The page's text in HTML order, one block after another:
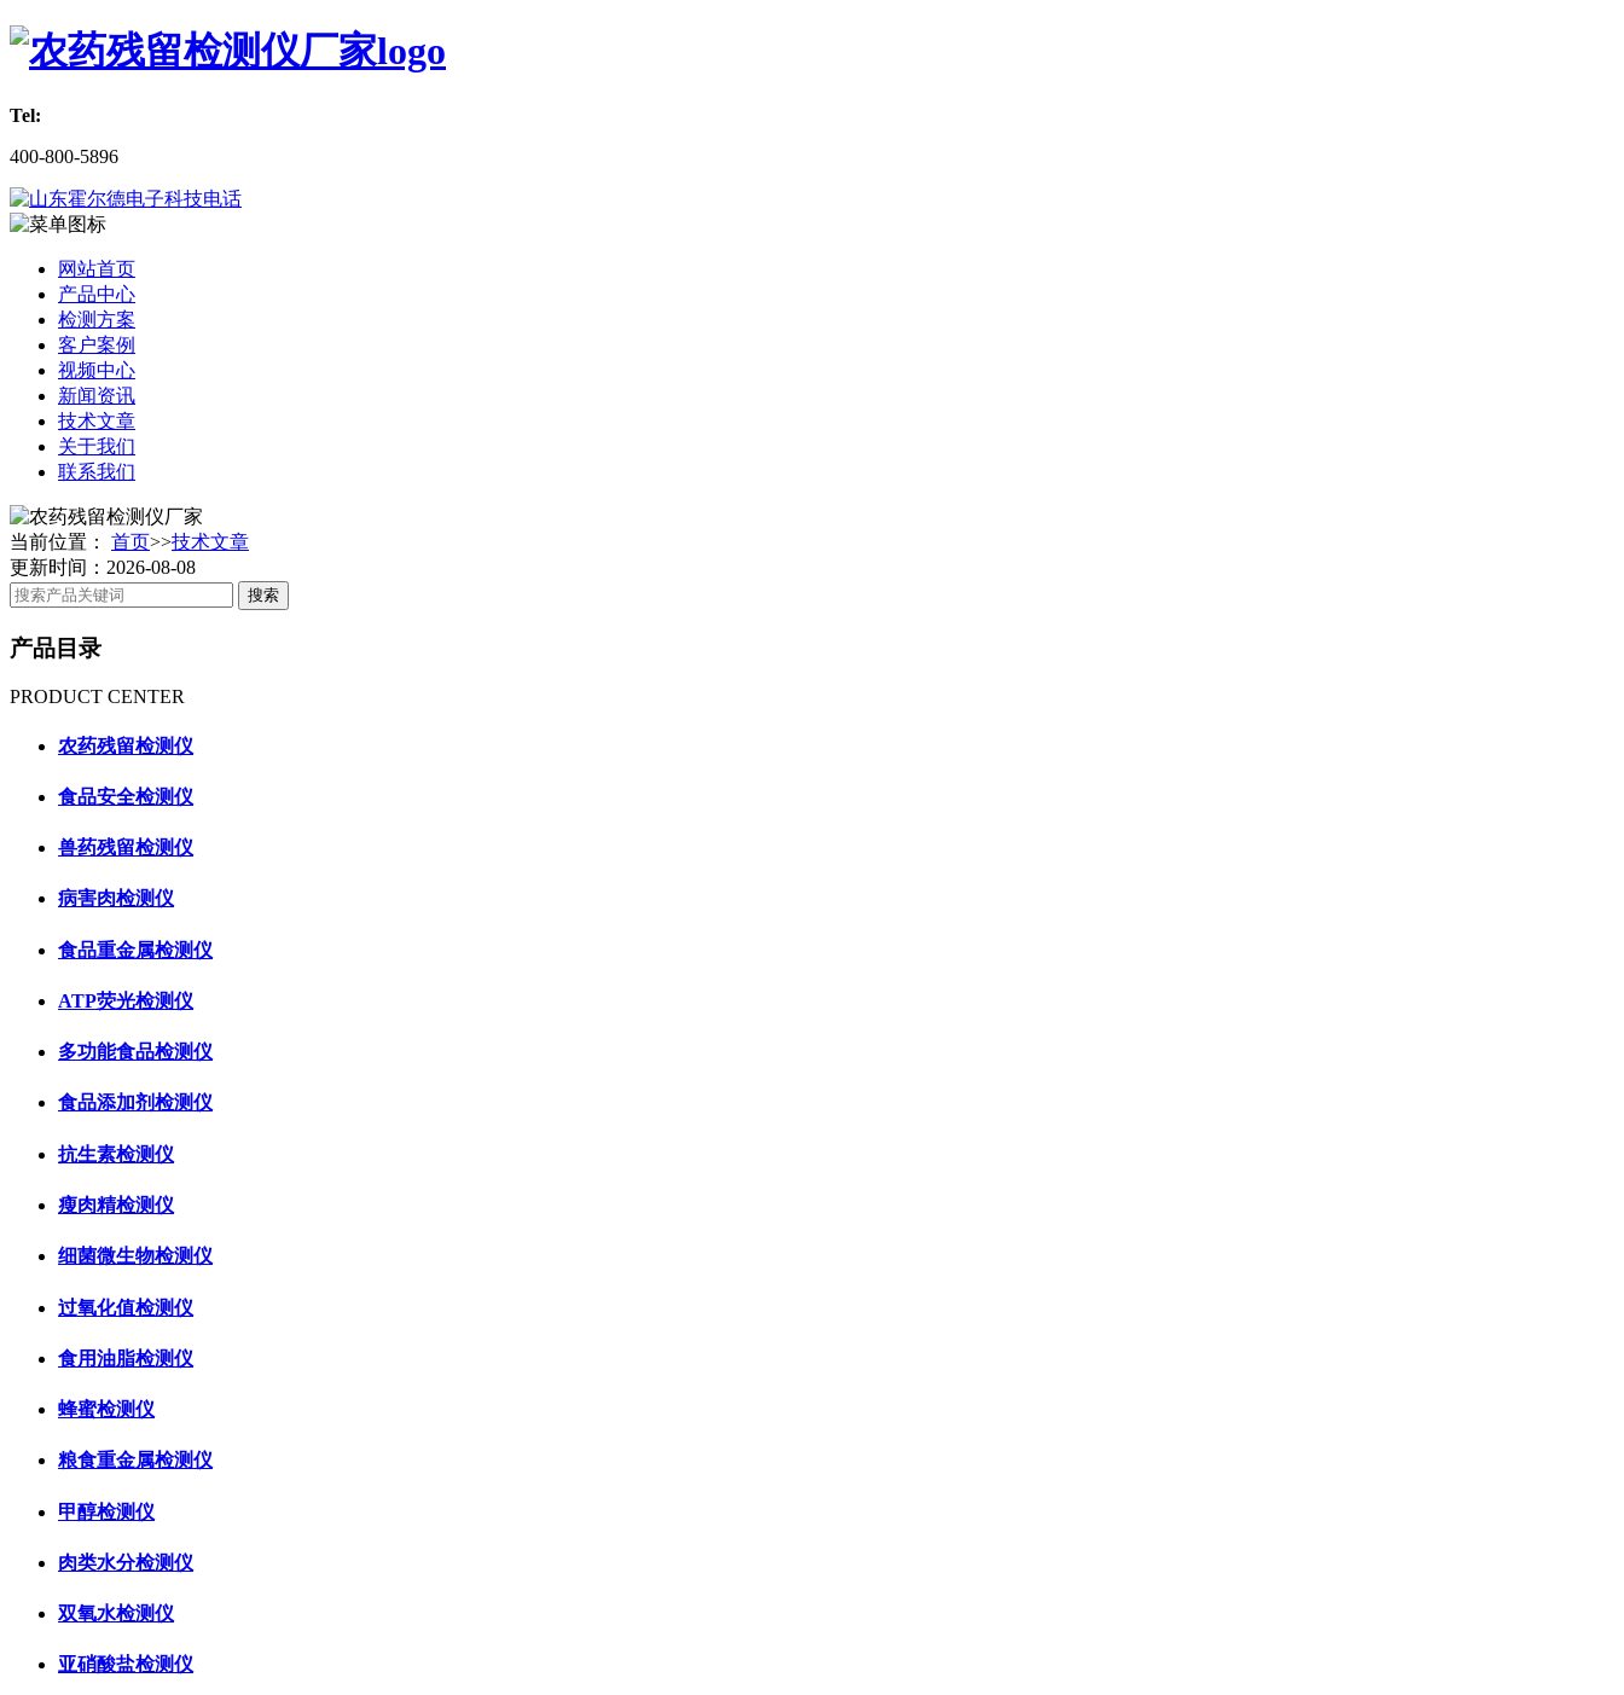
Tel:
400-800-5896
网站首页
产品中心
检测方案
客户案例
视频中心
新闻资讯
技术文章
关于我们
联系我们
当前位置： 首页>>技术文章
更新时间：2026-08-08
产品目录
PRODUCT CENTER
农药残留检测仪
食品安全检测仪
兽药残留检测仪
病害肉检测仪
食品重金属检测仪
ATP荧光检测仪
多功能食品检测仪
食品添加剂检测仪
抗生素检测仪
瘦肉精检测仪
细菌微生物检测仪
过氧化值检测仪
食用油脂检测仪
蜂蜜检测仪
粮食重金属检测仪
甲醇检测仪
肉类水分检测仪
双氧水检测仪
亚硝酸盐检测仪